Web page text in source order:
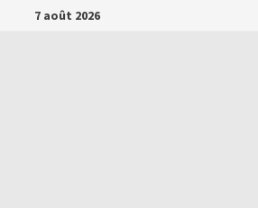
Passer7 août 2026